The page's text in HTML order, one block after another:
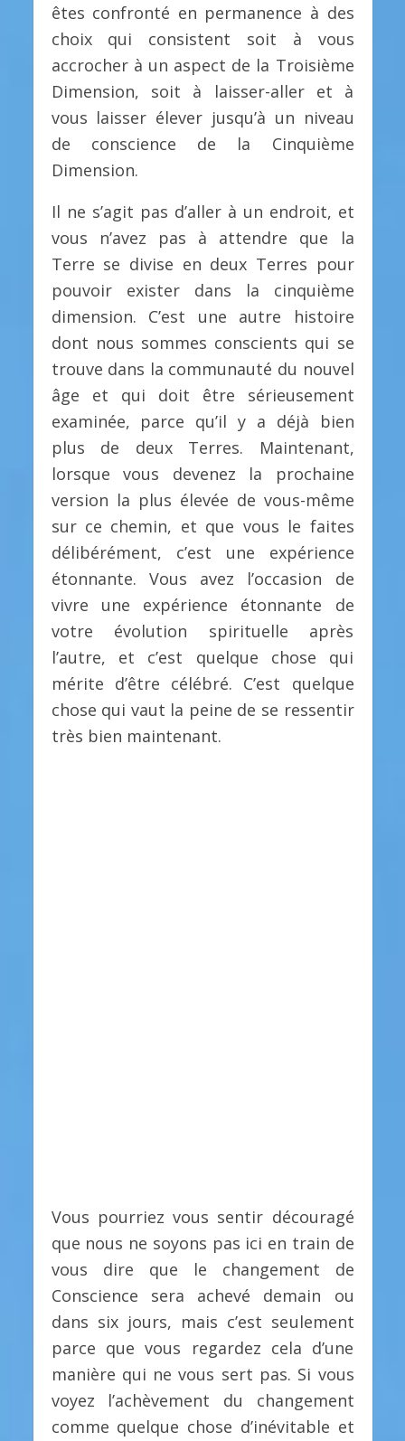
êtes confronté en permanence à des
choix qui consistent soit à vous
accrocher à un aspect de la Troisième
Dimension, soit à laisser-aller et à
vous laisser élever jusqu’à un niveau
de conscience de la Cinquième
Dimension.
Il ne s’agit pas d’aller à un endroit, et
vous n’avez pas à attendre que la
Terre se divise en deux Terres pour
pouvoir exister dans la cinquième
dimension. C’est une autre histoire
dont nous sommes conscients qui se
trouve dans la communauté du nouvel
âge et qui doit être sérieusement
examinée, parce qu’il y a déjà bien
plus de deux Terres. Maintenant,
lorsque vous devenez la prochaine
version la plus élevée de vous-même
sur ce chemin, et que vous le faites
délibérément, c’est une expérience
étonnante. Vous avez l’occasion de
vivre une expérience étonnante de
votre évolution spirituelle après
l’autre, et c’est quelque chose qui
mérite d’être célébré. C’est quelque
chose qui vaut la peine de se ressentir
très bien maintenant.
Vous pourriez vous sentir découragé
que nous ne soyons pas ici en train de
vous dire que le changement de
Conscience sera achevé demain ou
dans six jours, mais c’est seulement
parce que vous regardez cela d’une
manière qui ne vous sert pas. Si vous
voyez l’achèvement du changement
comme quelque chose d’inévitable et